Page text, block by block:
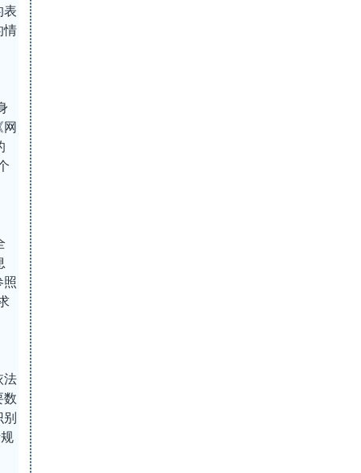
表
情
网
法
数
别